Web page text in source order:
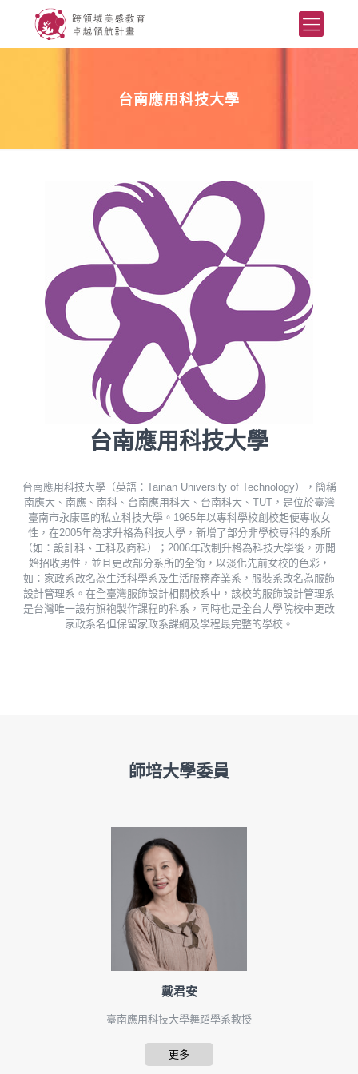
台南應用科技大學
台南應用科技大學
台南應用科技大學（英語：Tainan University of Technology），簡稱
南應大、南應、南科、台南應用科大、台南科大、TUT，是位於臺灣
臺南市永康區的私立科技大學。1965年以專科學校創校起便專收女
性，在2005年為求升格為科技大學，新增了部分非學校專科的系所
（如：設計科、工科及商科）；2006年改制升格為科技大學後，亦開
始招收男性，並且更改部分系所的全銜，以淡化先前女校的色彩，
如：家政系改名為生活科學系及生活服務產業系，服裝系改名為服飾
設計管理系。在全臺灣服飾設計相關校系中，該校的服飾設計管理系
是台灣唯一設有旗袍製作課程的科系，同時也是全台大學院校中更改
家政系名但保留家政系課綱及學程最完整的學校。
師培大學委員
戴君安
臺南應用科技大學舞蹈學系教授
更多